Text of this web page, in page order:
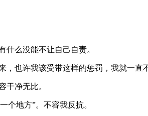
么没能不让自己自责。
也许我该受带这样的惩罚，我就一直
干净无比。
个地方”。不容我反抗。